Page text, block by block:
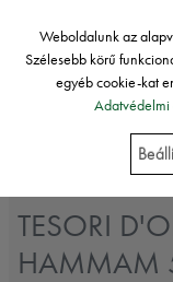
TESORI
HAMMAM
Weboldalunk az
Szélesebb körű
egyéb cookie-kat
Adatvédelmi